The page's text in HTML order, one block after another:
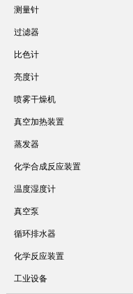
测量针
过滤器
比色计
亮度计
喷雾干燥机
真空加热装置
蒸发器
化学合成反应装置
温度湿度计
真空泵
循环排水器
化学反应装置
工业设备